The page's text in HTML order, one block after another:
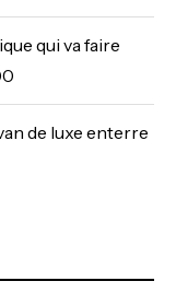
qui va faire
de luxe enterre